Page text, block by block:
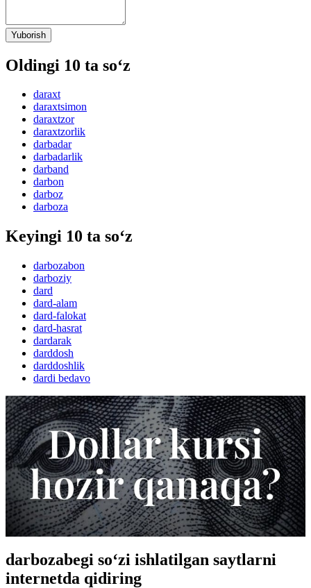
Yuborish
Oldingi 10 ta so‘z
daraxt
daraxtsimon
daraxtzor
daraxtzorlik
darbadar
darbadarlik
darband
darbon
darboz
darboza
Keyingi 10 ta so‘z
darbozabon
darboziy
dard
dard-alam
dard-falokat
dard-hasrat
dardarak
darddosh
darddoshlik
dardi bedavo
darbozabegi so‘zi ishlatilgan saytlarni
internetda qidiring